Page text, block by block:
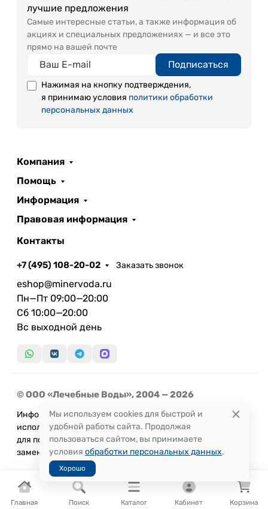
Главная Поиск Каталог Кабинет Корзина
лучшие предложения
Самые интересные статьи, а также информация об
акциях и специальных предложениях — и все это
прямо на вашей почте
Подписаться
Нажимая на кнопку подтверждения,
я принимаю условия политики обработки
персональных данных
Компания
Помощь
Информация
Правовая информация
Контакты
+7 (495) 108-20-02 Заказать звонок
eshop@minervoda.ru
Пн—Пт 09:00—20:00
Сб 10:00—20:00
Вс выходной день
© ООО «Лечебные Воды», 2004 — 2026
Информация, представленная на сайте, не может быть
использована
для постановки диагноза или назначения лечения и не
заменяет прием врача.
Мы используем cookies для быстрой и
удобной работы сайта. Продолжая
пользоваться сайтом, вы принимаете
условия обработки персональных данных.
Хорошо